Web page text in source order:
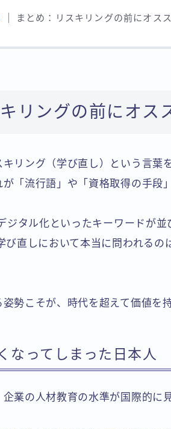
まとめ：リスキリングの前にオス
リングの前にオス
キリング（学び直し）という言葉
「流行語」や「資格取得の手段
ジタル化といったキーワードが並
び直しにおいて本当に問われる
勢こそが、時代を超えて価値を持
なってしまった日本人
企業の人材教育の水準が国際的に